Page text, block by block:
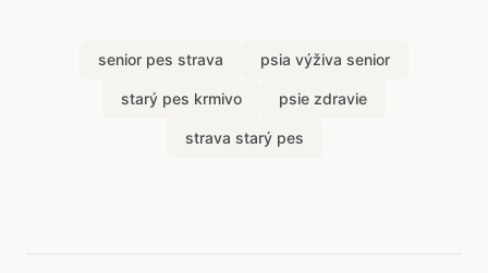
senior pes strava psia výživa senior
starý pes krmivo psie zdravie
strava starý pes